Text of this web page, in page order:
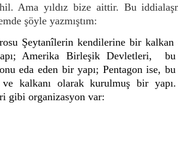
Ama yıldız bize aittir. Bu
şöyle yazmıştım:
Şeytanîlerin kendilerine bir
Amerika Birleşik Devletleri,
eda eden bir yapı; Pentagon ise,
ve kalkanı olarak kurulmuş bir
gibi organizasyon var: